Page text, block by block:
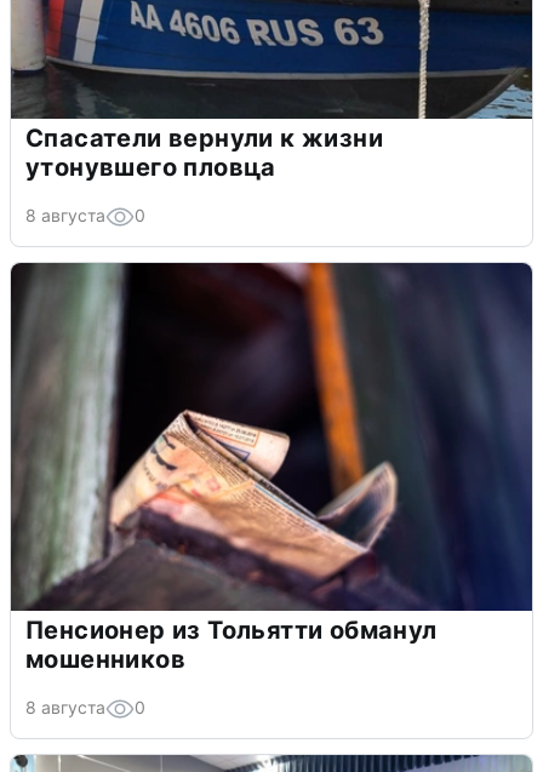
Спасатели вернули к жизни
утонувшего пловца
8 августа 0
Пенсионер из Тольятти обманул
мошенников
8 августа 0